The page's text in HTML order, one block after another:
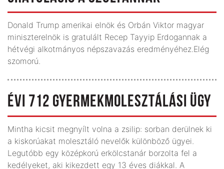
Donald Trump amerikai elnök és Orbán Viktor magyar
miniszterelnök is gratulált Recep Tayyip Erdogannak a
hétvégi alkotmányos népszavazás eredményéhez.Elég
szomorú.
ÉVI 712 GYERMEKMOLESZTÁLÁSI ÜGY
Mintha kicsit megnyílt volna a zsilip: sorban derülnek ki
a kiskorúakat molesztáló nevelők külön­böző ügyei.
Legutóbb egy középkorú erkölcstanár borzolta fel a
kedélyeket, aki kikezdett egy 13 éves diákkal. A